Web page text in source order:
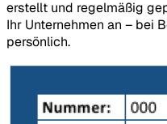
erstellt und regelmäßig
Ihr Unternehmen an – bei
persönlich.